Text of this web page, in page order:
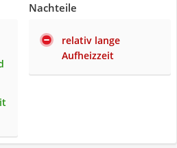
Nachteile
relativ lange
Aufheizzeit